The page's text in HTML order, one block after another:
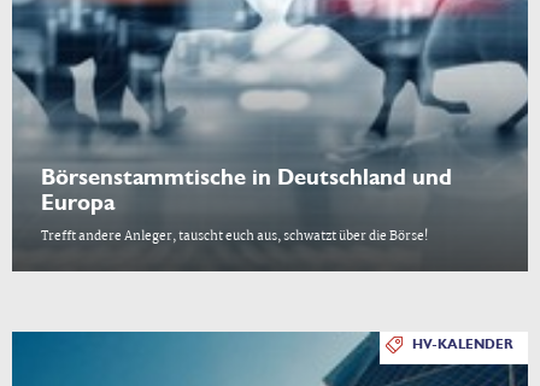
Börsenstammtische in Deutschland und
Europa
Trefft andere Anleger, tauscht euch aus, schwatzt über die Börse!
HV-KALENDER